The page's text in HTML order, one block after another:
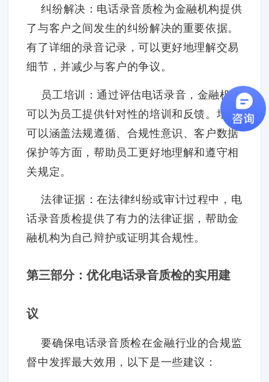
纠纷解决：电话录音质检为金融机构提供
了与客户之间发生的纠纷解决的重要依据。
有了详细的录音记录，可以更好地理解交易
细节，并减少与客户的争议。
员工培训：通过评估电话录音，金融机构
可以为员工提供针对性的培训和反馈。培训
可以涵盖法规遵循、合规性意识、客户数据
保护等方面，帮助员工更好地理解和遵守相
关规定。
法律证据：在法律纠纷或审计过程中，电
话录音质检提供了有力的法律证据，帮助金
融机构为自己辩护或证明其合规性。
第三部分：优化电话录音质检的实用建
议
要确保电话录音质检在金融行业的合规监
督中发挥最大效用，以下是一些建议：